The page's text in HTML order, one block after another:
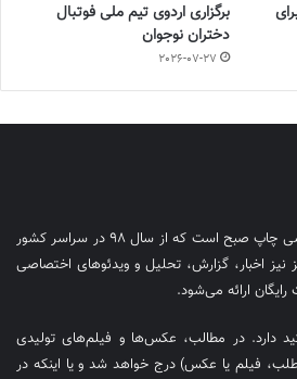
برگزاری اردوی تیم ملی فوتبال
دختران نوجوان
2026-07-27
روزنامه فوتبالز، روزنامه ای ورزشی چاپ صبح است که از سال ۹۸ در سراسر کشور
اخبار، گزارش، تحلیل و ویدئوهای اختصاصی
ارائه می‌شود.
دارد. در مطالب، عکس‌ها و فیلم‌های تولیدی
فیلم یا عکس) درج خواهد شد و یا اینکه در